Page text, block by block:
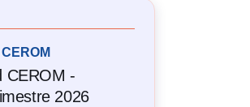
CEROM -
2026